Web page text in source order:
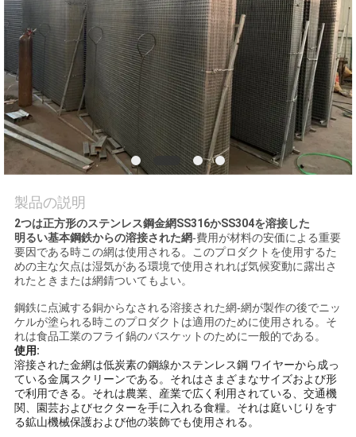
私
達
に
連
絡
し
な
さ
い
引
用
を
要
製品の説明
2つは正方形のステンレス鋼金網SS316かSS304を溶接した
明るい基本鋼鉄からの溶接された網-費用が材料の安価による重要
要因である時この網は使用される。このプロダクトを使用するた
めの主な欠点は湿気がある環境で使用されれば気候変動に露出さ
れたときまたは網錆ついてもよい。
鋼鉄に点滅する銅からなされる溶接された網-網が製作の後でニッ
ケルが塗られる時このプロダクトは適用のために使用される。そ
れは食品工業のフライ鍋のバスケットのために一般的である。
使用:
溶接された金網は低炭素の鋼線かステンレス鋼 ワイヤーから成っ
ている金属スクリーンである。それはさまざまなサイズおよび形
で利用できる。それは農業、産業で広く利用されている、交通機
関、園芸およびセクターを手に入れる食糧。それは庭いじりをす
る鉱山機械保護および他の装飾でも使用される。